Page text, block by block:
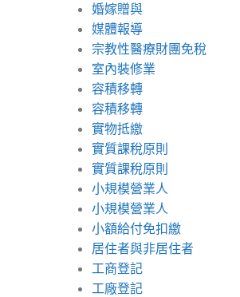
婚嫁贈與
媒體報導
宗教性醫療財團免稅
室內裝修業
容積移轉
容積移轉
實物抵繳
實質課稅原則
實質課稅原則
小規模營業人
小規模營業人
小額給付免扣繳
居住者與非居住者
工商登記
工廠登記